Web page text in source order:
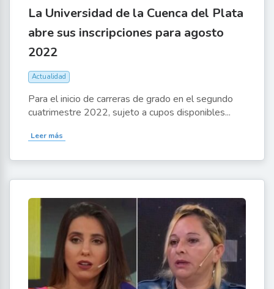
La Universidad de la Cuenca del Plata
abre sus inscripciones para agosto
2022
Actualidad
Para el inicio de carreras de grado en el segundo
cuatrimestre 2022, sujeto a cupos disponibles...
Leer más